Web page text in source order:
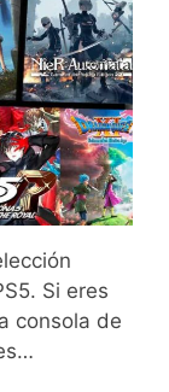
Si eres
consola de